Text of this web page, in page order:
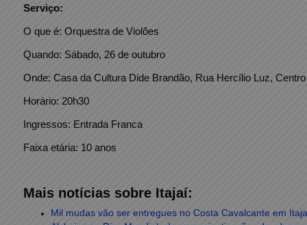
Serviço:
O que é: Orquestra de Violões
Quando: Sábado, 26 de outubro
Onde: Casa da Cultura Dide Brandão, Rua Hercílio Luz, Centro
Horário: 20h30
Ingressos: Entrada Franca
Faixa etária: 10 anos
Mais notícias sobre Itajaí:
Mil mudas vão ser entregues no Costa Cavalcante em